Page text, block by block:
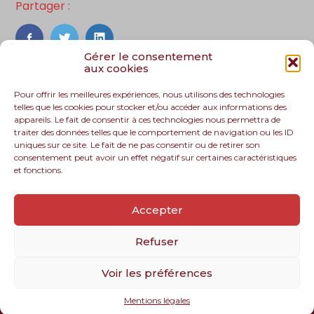
Gérer le consentement
aux cookies
Pour offrir les meilleures expériences, nous utilisons des technologies
telles que les cookies pour stocker et/ou accéder aux informations des
appareils. Le fait de consentir à ces technologies nous permettra de
traiter des données telles que le comportement de navigation ou les ID
uniques sur ce site. Le fait de ne pas consentir ou de retirer son
consentement peut avoir un effet négatif sur certaines caractéristiques
et fonctions.
Accepter
Refuser
Voir les préférences
Mentions légales
Partager :
FaceBook
TwitterLinkedIn
Footer
PLAN DU SITE
Conception et réalisation